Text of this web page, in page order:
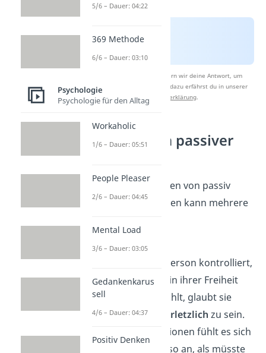
Nach Beantwortung speichern wir deine Antwort, um
Studyflix zu verbessern. Mehr dazu erfährst du in unserer
Datenschutzerklärung.
Ursachen von passiver
Aggressivität
Das typische Verhalten von passiv
aggressiven Menschen kann mehrere
Autonomie
Wenn sich eine Person kontrolliert,
überwacht oder in ihrer Freiheit
eingeschränkt fühlt, glaubt sie
machtlosund verletzlich zu sein.
In solchen Situationen fühlt es sich
möglicherweise so an, als müsste
5/6 – Dauer: 04:22
369 Methode
6/6 – Dauer: 03:10
Psychologie
Psychologie für den Alltag
Workaholic
1/6 – Dauer: 05:51
People Pleaser
2/6 – Dauer: 04:45
Mental Load
3/6 – Dauer: 03:05
Gedankenkarus
sell
4/6 – Dauer: 04:37
Positiv Denken